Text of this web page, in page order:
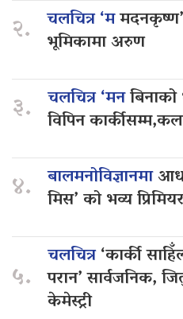
२. चलचित्र ‘म
भूमिकामा अरुण
३. चलचित्र ‘मन
विपिन
४. बालमनोविज्ञानमा
मिस’ को भव्य
५.
चलचित्र‘कार्की
परान’ सार्वजनिक,
केमेस्ट्री